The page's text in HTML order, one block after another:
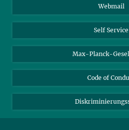
Kolloidchemie
Nachhaltige und Bio-inspirierte
Webmail
Self Service
Max-Planck-
Code of